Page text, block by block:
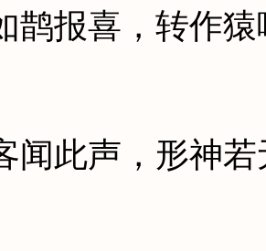
报喜，转作猿
此声，形神若